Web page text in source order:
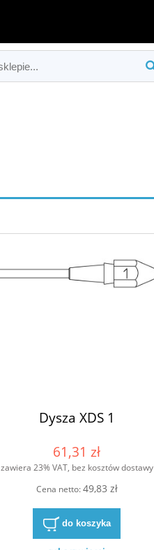
Dysza XDS 1
61,31 zł
zawiera 23% VAT, bez kosztów dostawy
Cena netto:49,83 zł
do koszyka